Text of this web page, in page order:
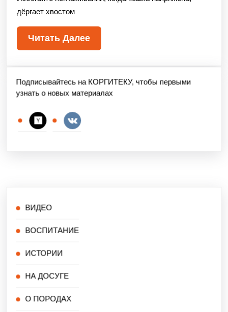
дёргает хвостом
Читать Далее
Подписывайтесь на КОРГИТЕКУ, чтобы первыми
узнать о новых материалах
ВИДЕО
ВОСПИТАНИЕ
ИСТОРИИ
НА ДОСУГЕ
О ПОРОДАХ